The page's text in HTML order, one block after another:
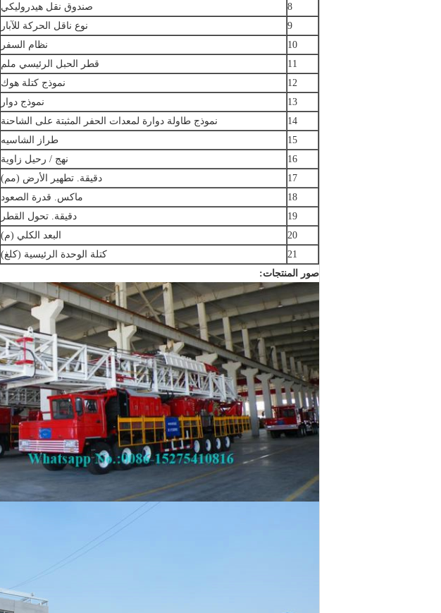
8
صندوق نقل هيدروليكي
9
نوع ناقل الحركة للآبار
10
نظام السفر
11
قطر الحبل الرئيسي ملم
12
نموذج كتلة هوك
13
نموذج دوار
14
نموذج طاولة دوارة لمعدات الحفر المثبتة على الشاحنة
15
طراز الشاسيه
16
نهج / رحيل زاوية
17
دقيقة. تطهير الأرض (مم)
18
ماكس. قدرة الصعود
19
دقيقة. تحول القطر
20
البعد الكلي (م)
21
كتلة الوحدة الرئيسية (كلغ)
صور المنتجات: